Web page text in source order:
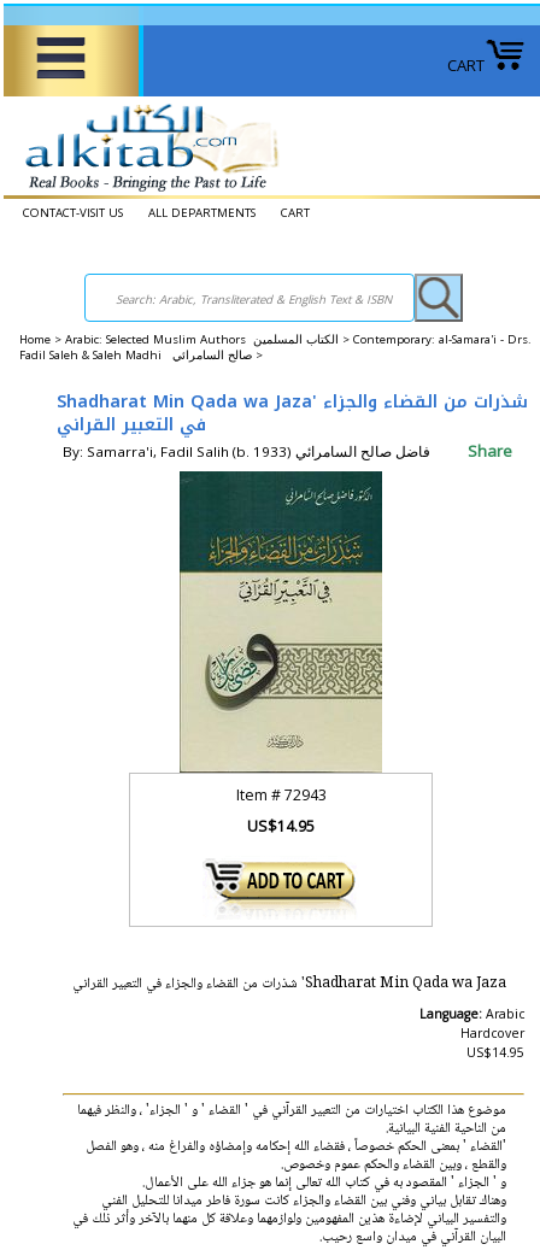
CART
CONTACT-VISIT US ALL DEPARTMENTS CART
Home > Arabic: Selected Muslim Authors الكتاب المسلمين > Contemporary: al-Samara'i - Drs.
Fadil Saleh & Saleh Madhi صالح السامرائي >
Shadharat Min Qada wa Jaza' شذرات من القضاء والجزاء
في التعبير القراني
By: Samarra'i, Fadil Salih (b. 1933) فاضل صالح السامرائي Share
Item #72943
US$14.95
Shadharat Min Qada wa Jaza' شذرات من القضاء والجزاء في التعبير القراني
Language: Arabic
Hardcover
US$14.95
موضوع هذا الكتاب اختيارات من التعبير القرآني في ' القضاء ' و ' الجزاء' ، والنظر فيهما
من الناحية الفنية البيانية.
'القضاء ' بمعنى الحكم خصوصاً ، فقضاء الله إحكامه وإمضاؤه والفراغ منه ، وهو الفصل
والقطع ، وبين القضاء والحكم عموم وخصوص.
و ' الجزاء ' المقصود به في كتاب الله تعالى إنما هو جزاء الله على الأعمال.
وهناك تقابل بياني وفني بين القضاء والجزاء كانت سورة فاطر ميدانا للتحليل الفني
والتفسير البياني لإضاءة هذين المفهومين ولوازمهما وعلاقة كل منهما بالآخر وأثر ذلك في
البيان القرآني في ميدان واسع رحيب.